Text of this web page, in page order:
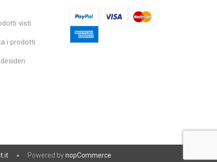
visti
i prodotti
Powered bynopCommerce